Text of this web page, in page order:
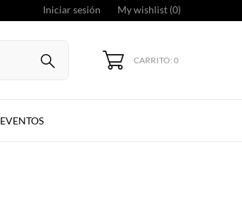
Iniciar sesión My wishlist (0)
CARRITO: 0
EVENTOS